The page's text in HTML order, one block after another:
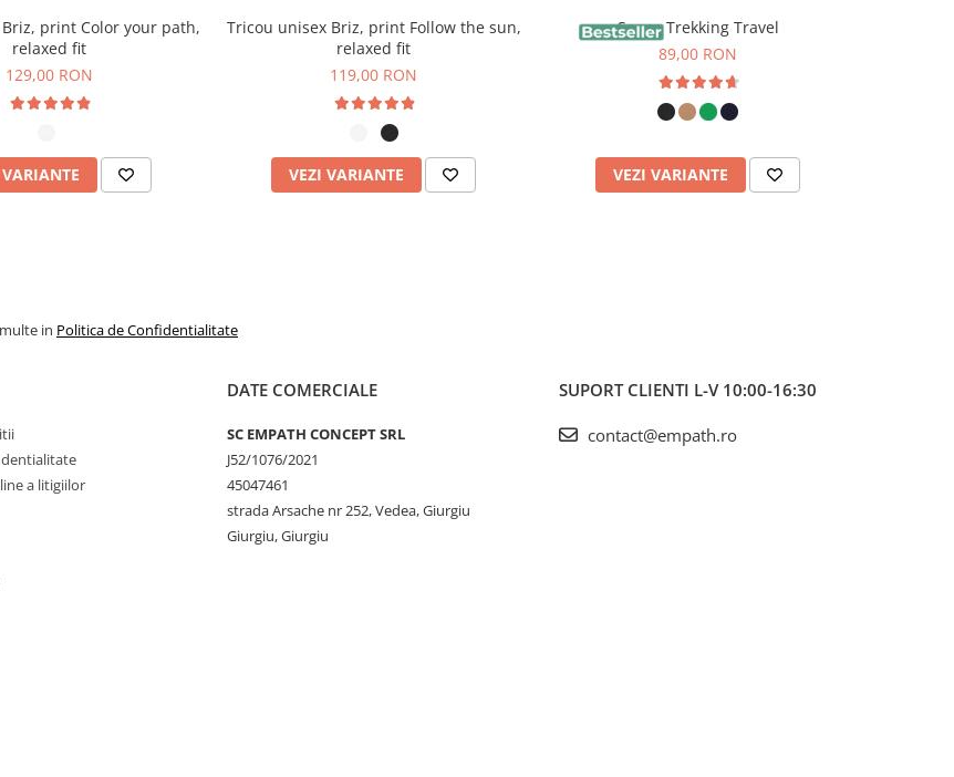
print Color your path,
relaxed fit
129,00 RON
Tricou unisex Briz, print Follow the sun,
relaxed fit
119,00 RON
VEZI VARIANTE
Sapca Trekking Travel
89,00 RON
VEZI VARIANTE
in Politica de Confidentialitate
a litigiilor
DATE COMERCIALE
SC EMPATH CONCEPT SRL
J52/1076/2021
45047461
strada Arsache nr 252, Vedea, Giurgiu
Giurgiu, Giurgiu
SUPORT CLIENTI L-V 10:00-16:30
contact@empath.ro